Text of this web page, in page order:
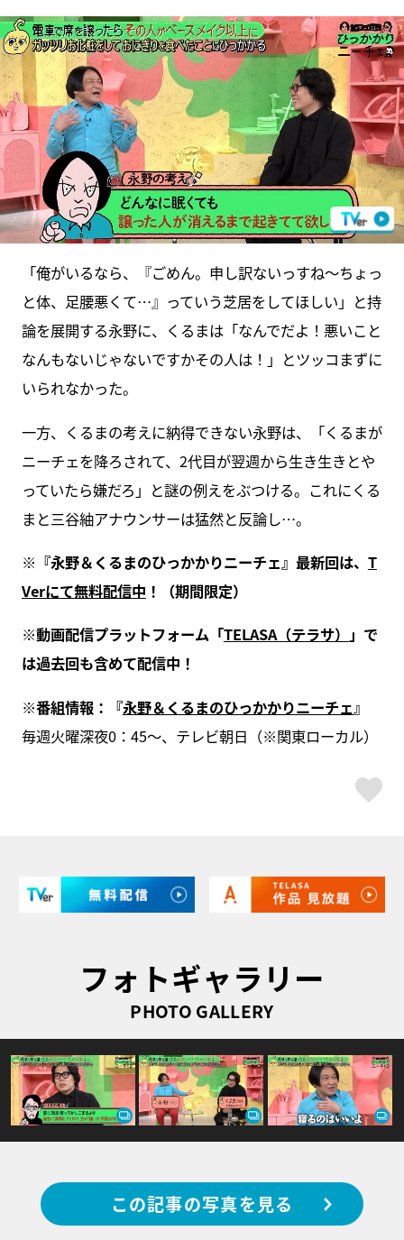
「俺がいるなら、『ごめん。申し訳ないっすね～ちょっ
と体、足腰悪くて…』っていう芝居をしてほしい」と持
論を展開する永野に、くるまは「なんでだよ！悪いこと
なんもないじゃないですかその人は！」とツッコまずに
いられなかった。
一方、くるまの考えに納得できない永野は、「くるまが
ニーチェを降ろされて、2代目が翌週から生き生きとや
っていたら嫌だろ」と謎の例えをぶつける。これにくる
まと三谷紬アナウンサーは猛然と反論し…。
※『永野＆くるまのひっかかりニーチェ』最新回は、 T
Verにて無料配信中 ！（期間限定）
※動画配信プラットフォーム「TELASA（テラサ） 」で
は過去回も含めて配信中！
※番組情報：『永野＆くるまのひっかかりニーチェ 』
毎週火曜深夜0：45～、テレビ朝日（※関東ローカル）
フォトギャラリー
PHOTO GALLERY
この記事の写真を見る